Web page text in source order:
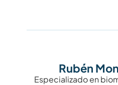
Rubén
Especializado en